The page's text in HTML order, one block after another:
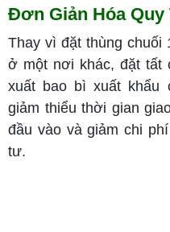
Đơn Giản Hóa Quy
Thay vì đặt thùng chuối
ở một nơi khác, đặt tất
xuất bao bì xuất khẩu
giảm thiểu thời gian
đầu vào và giảm chi
tư.